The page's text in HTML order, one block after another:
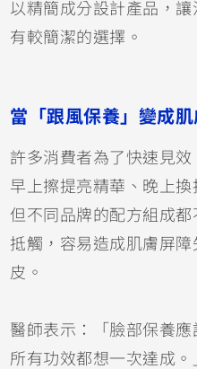
以精簡成分設計產品，
有較簡潔的選擇。
當「跟風保養」變成
許多消費者為了快速見
早上擦提亮精華、晚上換
但不同品牌的配方組成
抵觸，容易造成肌膚屏
皮。
醫師表示：「臉部保養
所有功效都想一次達成